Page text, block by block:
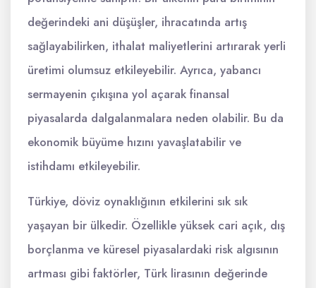
değerindeki ani düşüşler, ihracatında artış
sağlayabilirken, ithalat maliyetlerini artırarak yerli
üretimi olumsuz etkileyebilir. Ayrıca, yabancı
sermayenin çıkışına yol açarak finansal
piyasalarda dalgalanmalara neden olabilir. Bu da
ekonomik büyüme hızını yavaşlatabilir ve
istihdamı etkileyebilir.
Türkiye, döviz oynaklığının etkilerini sık sık
yaşayan bir ülkedir. Özellikle yüksek cari açık, dış
borçlanma ve küresel piyasalardaki risk algısının
artması gibi faktörler, Türk lirasının değerinde